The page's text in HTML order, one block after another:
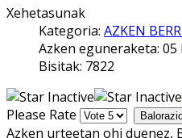
Xehetasunak
Kategoria: AZKEN
Azken eguneraketa: 05
Bisitak: 7822
Please Rate
Azken urteetan ohi duenez,